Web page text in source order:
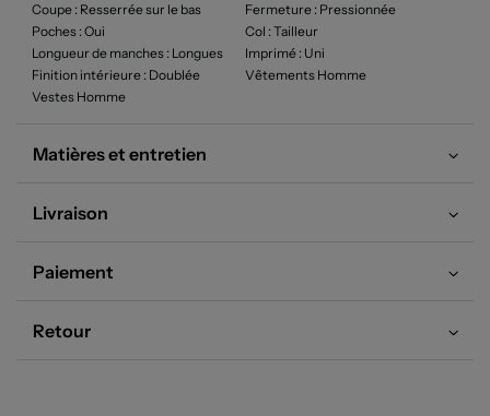
Coupe : Resserrée sur le bas Fermeture : Pressionnée
Poches : Oui Col : Tailleur
Longueur de manches : Longues Imprimé : Uni
Finition intérieure : Doublée
Vêtements Homme
Vestes Homme
Matières et entretien
Livraison
Paiement
Retour